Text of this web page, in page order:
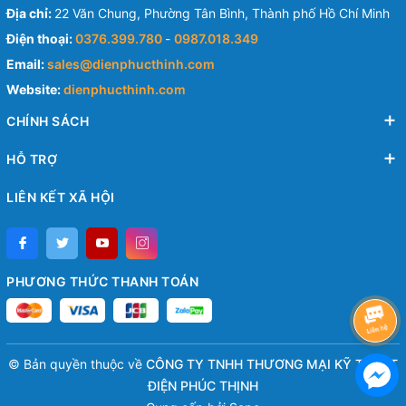
Địa chỉ: 22 Văn Chung, Phường Tân Bình, Thành phố Hồ Chí Minh
Điện thoại:0376.399.780 - 0987.018.349
Email:sales@dienphucthinh.com
Website:dienphucthinh.com
CHÍNH SÁCH
HỖ TRỢ
LIÊN KẾT XÃ HỘI
PHƯƠNG THỨC THANH TOÁN
© Bản quyền thuộc về CÔNG TY TNHH THƯƠNG MẠI KỸ THUẬT
ĐIỆN PHÚC THỊNH